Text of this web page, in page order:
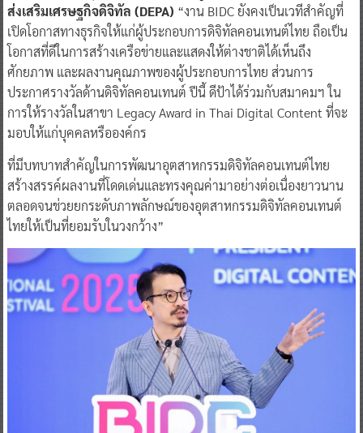
ส่งเสริมเศรษฐกิจดิจิทัล (DEPA) “งาน BIDC ยังคงเป็นเวทีสำคัญที่
เปิดโอกาสทางธุรกิจให้แก่ผู้ประกอบการดิจิทัลคอนเทนต์ไทย ถือเป็น
โอกาสที่ดีในการสร้างเครือข่ายและแสดงให้ต่างชาติได้เห็นถึง
ศักยภาพ และผลงานคุณภาพของผู้ประกอบการไทย ส่วนการ
ประกาศรางวัลด้านดิจิทัลคอนเทนต์ ปีนี้ ดีป้าได้ร่วมกับสมาคมฯ ใน
การให้รางวัลในสาขา Legacy Award in Thai Digital Content ที่จะ
มอบให้แก่บุคคลหรือองค์กร
ที่มีบทบาทสำคัญในการพัฒนาอุตสาหกรรมดิจิทัลคอนเทนต์ไทย
สร้างสรรค์ผลงานที่โดดเด่นและทรงคุณค่ามาอย่างต่อเนื่องยาวนาน
ตลอดจนช่วยยกระดับภาพลักษณ์ของอุตสาหกรรมดิจิทัลคอนเทนต์
ไทยให้เป็นที่ยอมรับในวงกว้าง”